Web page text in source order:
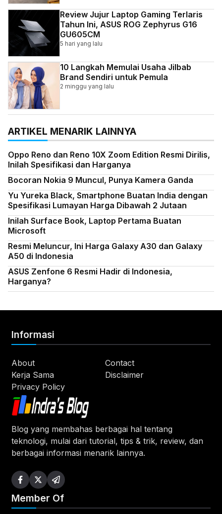
Review Jujur Laptop Gaming Terlaris
Tahun Ini, ASUS ROG Zephyrus G16
GU605CM
5 hari yang lalu
10 Langkah Memulai Usaha Jilbab
Brand Sendiri untuk Pemula
2 minggu yang lalu
ARTIKEL MENARIK LAINNYA
Oppo Reno dan Reno 10X Zoom Edition Resmi Dirilis,
Inilah Spesifikasi dan Harganya
Bocoran Nokia 9 Muncul, Punya Kamera Ganda
Yu Yureka Black, Smartphone Buatan India dengan
Spesifikasi Lumayan Harga Dibawah 2 Jutaan
Inilah Surface Book, Laptop Pertama Buatan
Microsoft
Resmi Meluncur, Ini Harga Galaxy A30 dan Galaxy
A50 di Indonesia
ASUS Zenfone 6 Resmi Hadir di Indonesia,
Harganya?
Blog yang membahas berbagai hal tentang
teknologi, mulai dari tutorial, tips & trik, review, dan
berbagai informasi menarik lainnya.
Informasi
About
Contact
Kerja Sama
Disclaimer
Privacy Policy
Member Of